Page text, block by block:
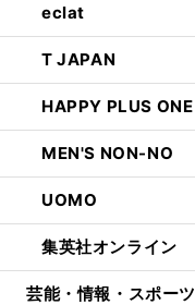
eclat
T JAPAN
HAPPY PLUS ONE
MEN'S NON-NO
UOMO
集英社オンライン
芸能・情報・スポーツ